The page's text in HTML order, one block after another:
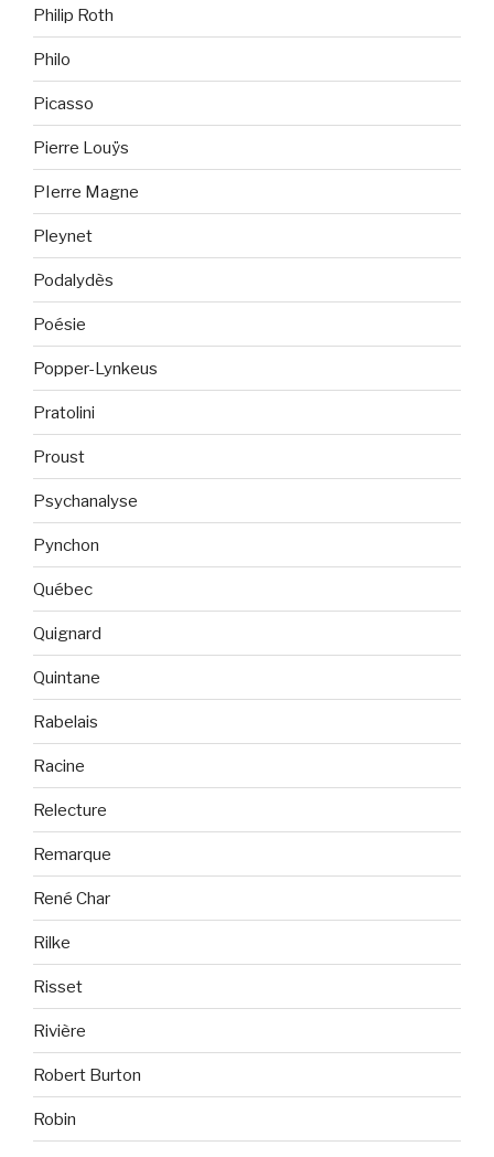
Philip Roth
Philo
Picasso
Pierre Louÿs
PIerre Magne
Pleynet
Podalydès
Poésie
Popper-Lynkeus
Pratolini
Proust
Psychanalyse
Pynchon
Québec
Quignard
Quintane
Rabelais
Racine
Relecture
Remarque
René Char
Rilke
Risset
Rivière
Robert Burton
Robin